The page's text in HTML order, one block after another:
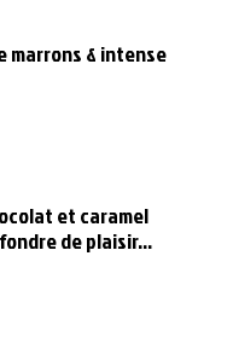
marrons & intense
et caramel
de plaisir…